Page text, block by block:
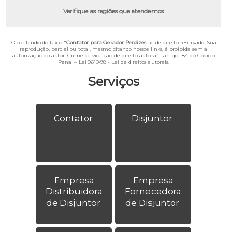
Serviços
Contator Disjuntor
Empresa
Distribuidora
de Disjuntor
Empresa
Fornecedora
de Disjuntor
Verifique as regiões que atendemos
O conteúdo do texto "Contator para Gerador Perdizes" é de direito reservado. Sua
reprodução, parcial ou total, mesmo citando nossos links, é proibida sem a
autorização do autor. Crime de violação de direito autoral – artigo 184 do Código
Penal – Lei 9610/98 - Lei de direitos autorais.